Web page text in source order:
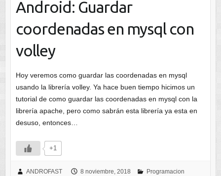
Android: Guardar
coordenadas en mysql con
volley
Hoy veremos como guardar las coordenadas en mysql
usando la librería volley. Ya hace buen tiempo hicimos un
tutorial de como guardar las coordenadas en mysql con la
librería apache, pero como sabrán esta librería ya esta en
desuso, entonces…
+1
ANDROFAST 8 noviembre, 2018
Programacion